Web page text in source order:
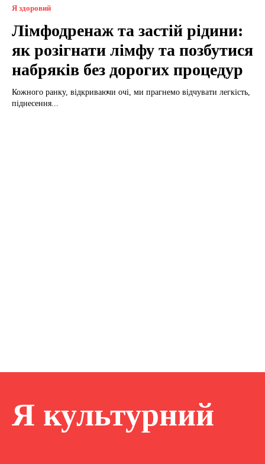
Я здоровий
Лімфодренаж та застій рідини:
як розігнати лімфу та позбутися
набряків без дорогих процедур
Кожного ранку, відкриваючи очі, ми прагнемо відчувати легкість,
піднесення...
Я культурний